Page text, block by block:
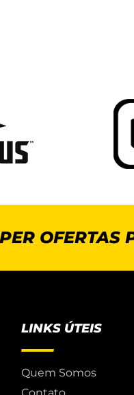
OFERTAS
LINKS ÚTEIS
Quem Somos
Contato